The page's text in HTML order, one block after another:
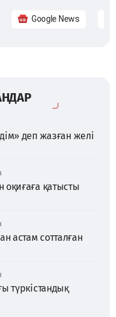
Google News
деп жазған желі
оқиғаға қатысты
астам сотталған
түркістандық